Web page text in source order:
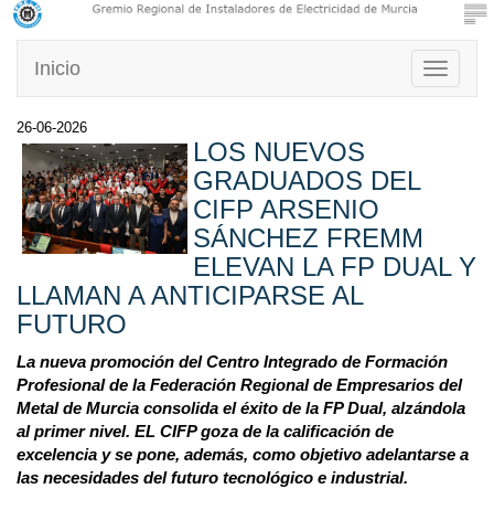
Toggle
Inicio
26-06-2026
LOS NUEVOS
GRADUADOS DEL
CIFP ARSENIO
SÁNCHEZ FREMM
ELEVAN LA FP DUAL Y
LLAMAN A ANTICIPARSE AL
FUTURO
La nueva promoción del Centro Integrado de Formación
Profesional de la Federación Regional de Empresarios del
Metal de Murcia consolida el éxito de la FP Dual, alzándola
al primer nivel. EL CIFP goza de la calificación de
excelencia y se pone, además, como objetivo adelantarse a
las necesidades del futuro tecnológico e industrial.